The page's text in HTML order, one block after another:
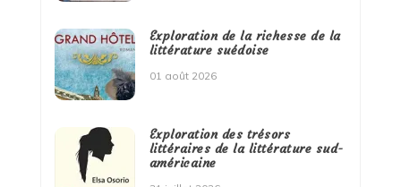
Exploration de la richesse de la
littérature suédoise
01 août 2026
Exploration des trésors
littéraires de la littérature sud-
américaine